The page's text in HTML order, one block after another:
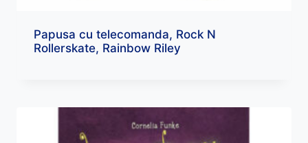
Papusa cu telecomanda, Rock N
Rollerskate, Rainbow Riley